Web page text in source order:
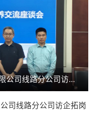
土木学院赴北京市地铁运营有限公司线路分公司访企拓岗
司线路分公司访企拓岗